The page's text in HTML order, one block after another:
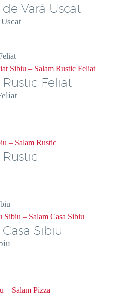
Vară Uscat
Sibiu – Salam Rustic Feliat
Feliat
– Salam Rustic
Sibiu – Salam Casa Sibiu
Sibiu
– Salam Pizza